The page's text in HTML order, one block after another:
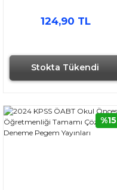
Stokta Tükendi
Bankası Seti 2 Kitap
124,90 TL
%15